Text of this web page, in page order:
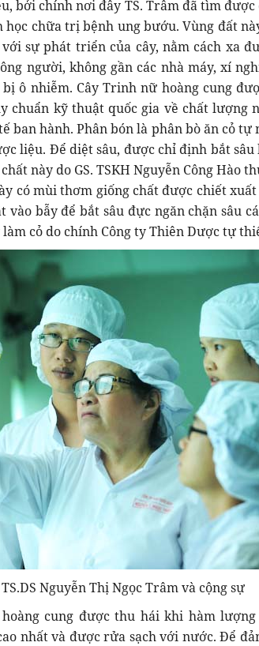
bởi chính nơi đây TS. Trâm đã tìm
học chữa trị bệnh ung bướu. Vùng đất
sự phát triển của cây, nằm cách xa
người, không gần các nhà máy, xí
ô nhiễm. Cây Trinh nữ hoàng cung
chuẩn kỹ thuật quốc gia về chất lượng
tế ban hành. Phân bón là phân bò ăn cỏ
liệu. Để diệt sâu, được chỉ định bắt sâu
này do GS. TSKH Nguyễn Công Hào
có mùi thơm giống chất được chiết
vào bẫy để bắt sâu đực ngăn chặn sâu
làm cỏ do chính Công ty Thiên Dược tự
TS.DS Nguyễn Thị Ngọc Trâm và cộng sự
cung được thu hái khi hàm
nhất và được rửa sạch với nước. Để